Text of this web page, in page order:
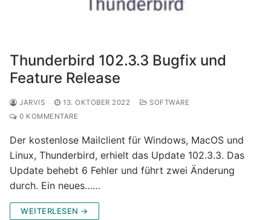
Thunderbird 102.3.3 Bugfix und
Feature Release
JARVIS 13. OKTOBER 2022
SOFTWARE
0 KOMMENTARE
Der kostenlose Mailclient für Windows, MacOS und
Linux, Thunderbird, erhielt das Update 102.3.3. Das
Update behebt 6 Fehler und führt zwei Änderung
durch. Ein neues……
WEITERLESEN →